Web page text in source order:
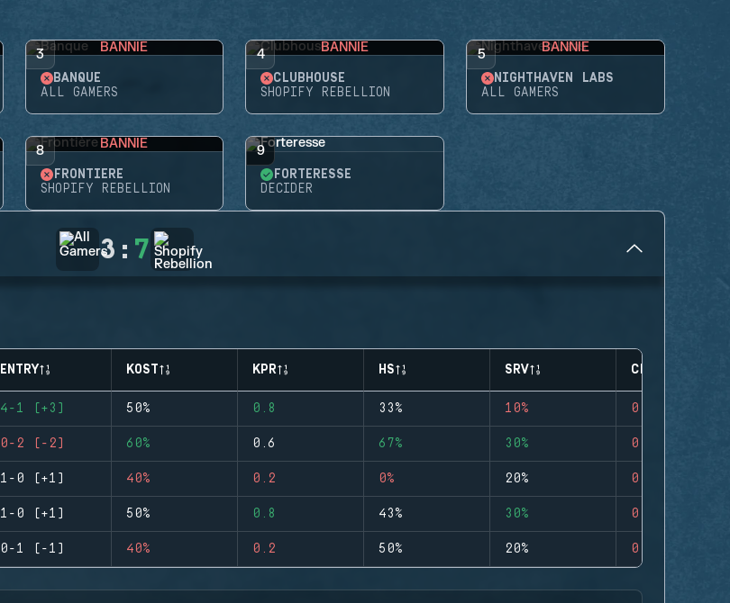
3 BANNIE
BANQUE
ALL GAMERS
4 BANNIE
CLUBHOUSE
SHOPIFY REBELLION
5 BANNIE
NIGHTHAVEN LABS
ALL GAMERS
8 BANNIE
FRONTIÈRE
SHOPIFY REBELLION
9
FORTERESSE
DECIDER
3 : 7
ENTRY KOST KPR HS SRV CLUTCHES
4-1 (+3) 50% 0.8 33% 10% 0
0-2 (-2) 60% 0.6 67% 30% 0
1-0 (+1) 40% 0.2 0% 20% 0
1-0 (+1) 50% 0.8 43% 30% 0
0-1 (-1) 40% 0.2 50% 20% 0